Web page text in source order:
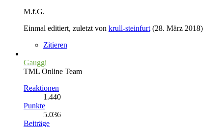
M.f.G.
Einmal editiert, zuletzt von krull-steinfurt (28. März 2018)
Zitieren
Gauggi
TML Online Team
Reaktionen
1.440
Punkte
5.036
Beiträge